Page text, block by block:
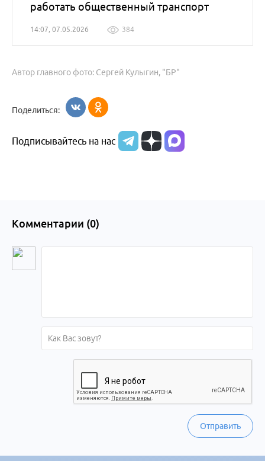
работать общественный транспорт
14:07, 07.05.2026 384
Автор главного фото: Сергей Кулыгин, "БР"
Поделиться:
Подписывайтесь на нас
Комментарии (0)
Отправить